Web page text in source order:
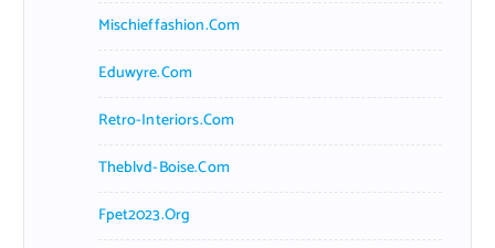
Mischieffashion.com
Eduwyre.com
Retro-Interiors.com
Theblvd-Boise.com
Fpet2023.org